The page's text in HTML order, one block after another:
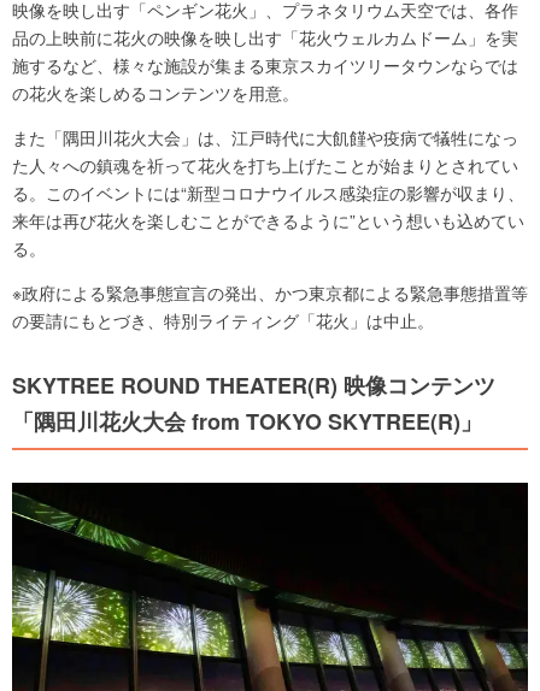
映像を映し出す「ペンギン花火」、プラネタリウム天空では、各作
品の上映前に花火の映像を映し出す「花火ウェルカムドーム」を実
施するなど、様々な施設が集まる東京スカイツリータウンならでは
の花火を楽しめるコンテンツを用意。
また「隅田川花火大会」は、江戸時代に大飢饉や疫病で犠牲になっ
た人々への鎮魂を祈って花火を打ち上げたことが始まりとされてい
る。このイベントには“新型コロナウイルス感染症の影響が収まり、
来年は再び花火を楽しむことができるように”という想いも込めてい
る。
※政府による緊急事態宣言の発出、かつ東京都による緊急事態措置等
の要請にもとづき、特別ライティング「花火」は中止。
SKYTREE ROUND THEATER(R) 映像コンテンツ
「隅田川花火大会 from TOKYO SKYTREE(R)」